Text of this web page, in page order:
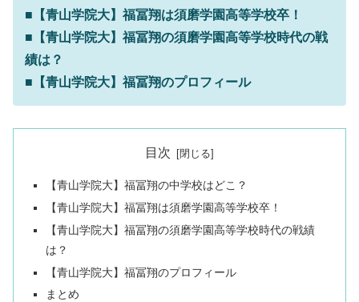
■【青山学院大】福冨翔は須磨学園高等学校卒！
■【青山学院大】福冨翔の須磨学園高等学校時代の戦
績は？
■【青山学院大】福冨翔のプロフィール
目次
【青山学院大】福冨翔の中学校はどこ？
【青山学院大】福冨翔は須磨学園高等学校卒！
【青山学院大】福冨翔の須磨学園高等学校時代の戦績
は？
【青山学院大】福冨翔のプロフィール
まとめ